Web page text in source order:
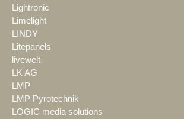
Lightronic
Limelight
LINDY
Litepanels
livewelt
LK AG
LMP
LMP Pyrotechnik
LOGIC media solutions